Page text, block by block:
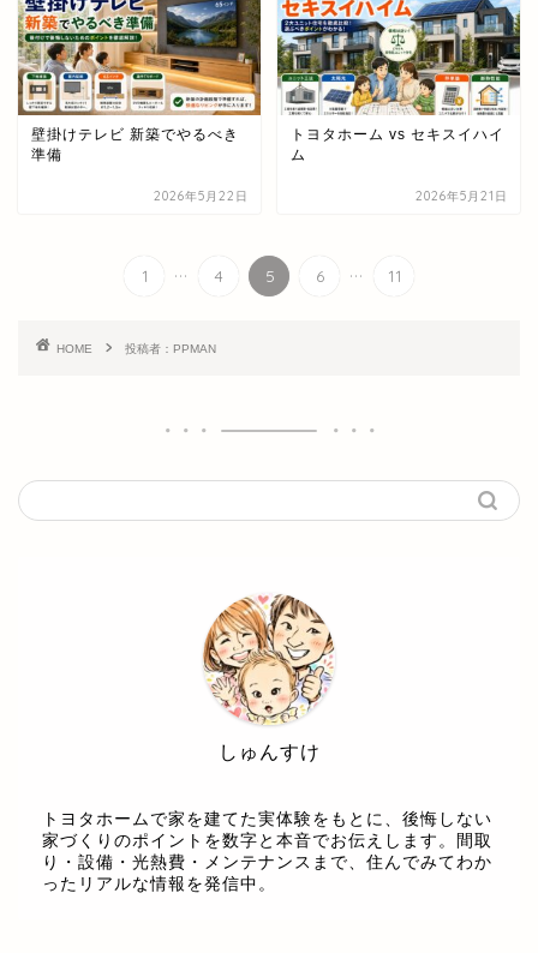
壁掛けテレビ 新築でやるべき
準備
2026年5月22日
トヨタホーム vs セキスイハイ
ム
2026年5月21日
1 ... 4 5 6 ... 11
HOME 投稿者：PPMAN
しゅんすけ
トヨタホームで家を建てた実体験をもとに、後悔しない
家づくりのポイントを数字と本音でお伝えします。間取
り・設備・光熱費・メンテナンスまで、住んでみてわか
ったリアルな情報を発信中。